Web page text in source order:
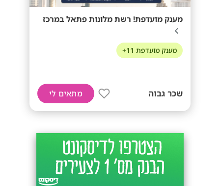
מענק מועדפת! רשת מלונות פתאל במרכז
מענק מועדפת 11+
שכר גבוה מתאים לי